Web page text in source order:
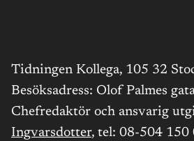
Tidningen Kollega, 105 32
Besöksadress: Olof Palmes gata
Chefredaktör och ansvarig
Ingvarsdotter, tel: 08-504 150